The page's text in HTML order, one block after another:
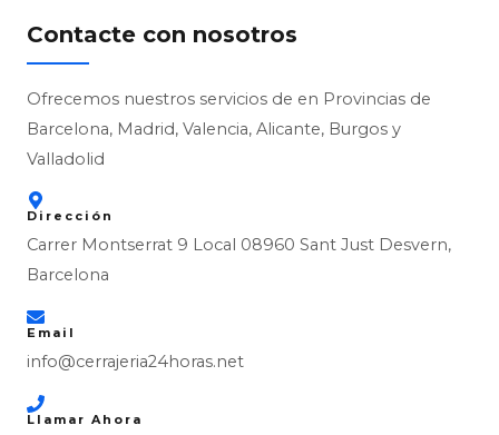
Contacte con nosotros
Ofrecemos nuestros servicios de en Provincias de
Barcelona, Madrid, Valencia, Alicante, Burgos y
Valladolid
Dirección
Carrer Montserrat 9 Local 08960 Sant Just Desvern,
Barcelona
Email
info@cerrajeria24horas.net
Llamar Ahora